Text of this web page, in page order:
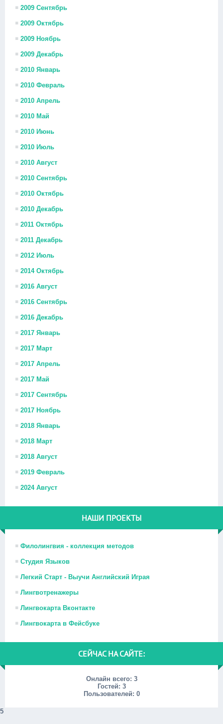
2009 Сентябрь
2009 Октябрь
2009 Ноябрь
2009 Декабрь
2010 Январь
2010 Февраль
2010 Апрель
2010 Май
2010 Июнь
2010 Июль
2010 Август
2010 Сентябрь
2010 Октябрь
2010 Декабрь
2011 Октябрь
2011 Декабрь
2012 Июль
2014 Октябрь
2016 Август
2016 Сентябрь
2016 Декабрь
2017 Январь
2017 Март
2017 Апрель
2017 Май
2017 Сентябрь
2017 Ноябрь
2018 Январь
2018 Март
2018 Август
2019 Февраль
2024 Август
НАШИ ПРОЕКТЫ
Филолингвия - коллекция методов
Студия Языков
Легкий Старт - Выучи Английский Играя
Лингвотренажеры
Лингвокарта Вконтакте
Лингвокарта в Фейсбуке
СЕЙЧАС НА САЙТЕ:
Онлайн всего: 3
Гостей: 3
Пользователей: 0
5